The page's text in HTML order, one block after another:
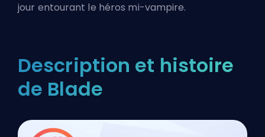
jour entourant le héros mi-vampire.
Description et histoire
de Blade